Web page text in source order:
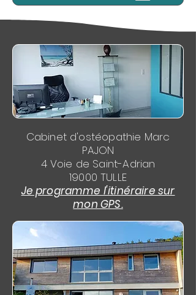
Cabinet d'ostéopathie Marc
PAJON
4 Voie de Saint-Adrian
19000 TULLE
Je programme l'itinéraire sur
mon GPS.